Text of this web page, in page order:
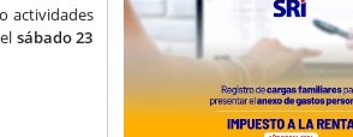
actividades
sábado 23